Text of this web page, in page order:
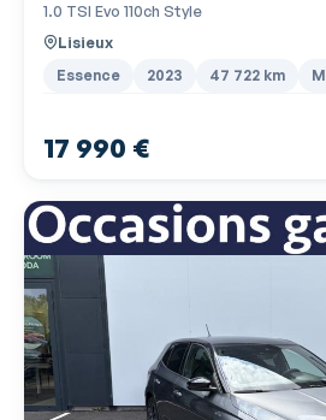
Lunette arrière teintée
Ordinateur de bord
Phares avant LED
Poches d'aumonières
Poignées ton carrosserie
Pommeau de levier vitesse en cuir
Porte-gobelets arrière
1.0 TSI Evo 110ch Style
Lisieux
Essence 2023 47 722 km
17 990 €